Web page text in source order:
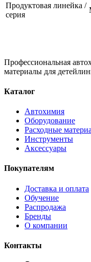
Продуктовая линейка /
серия
Профессиональная
материалы для
Каталог
Автохимия
Оборудование
Расходные
Инструменты
Аксессуары
Покупателям
Доставка и оплата
Обучение
Распродажа
Бренды
О компании
Контакты